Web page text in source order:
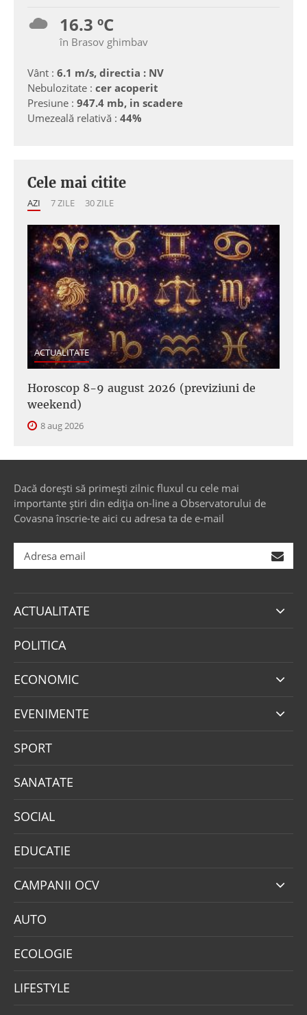
16.3 ºC
în Brasov ghimbav
Vânt : 6.1 m/s, directia : NV
Nebulozitate : cer acoperit
Presiune : 947.4 mb, in scadere
Umezeală relativă : 44%
Cele mai citite
AZI 7 ZILE 30 ZILE
ACTUALITATE
Horoscop 8-9 august 2026 (previziuni de
weekend)
8 aug 2026
Dacă dorești să primești zilnic fluxul cu cele mai
importante știri din ediția on-line a Observatorului de
Covasna înscrie-te aici cu adresa ta de e-mail
ACTUALITATE
POLITICA
ECONOMIC
EVENIMENTE
SPORT
SANATATE
SOCIAL
EDUCATIE
CAMPANII OCV
AUTO
ECOLOGIE
LIFESTYLE